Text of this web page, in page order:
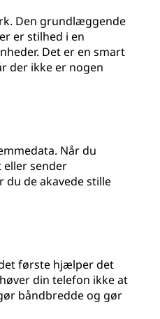
Den grundlæggende
er stilhed i en
Det er en smart
der ikke er nogen
Når du
eller sender
de akavede stille
første hjælper det
din telefon ikke at
båndbredde og gør